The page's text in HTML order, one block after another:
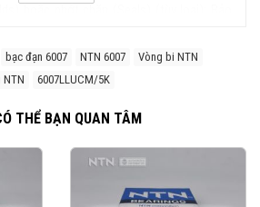
tâm và dọc trục.
ma sát thấp, vận hành êm ái.
bảo trì.
với nắp chắn bụi hoặc phớt chặn dầu.
bạc đạn 6007 NTN 6007
Vòng bi NTN
6007LLUCM/5K
THỂ BẠN QUAN TÂM